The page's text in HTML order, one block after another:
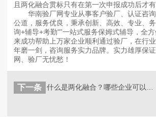
且两化融合贯标只有在第一次申报成功后才有
华南验厂网专业从事客户验厂、认证咨
公道，服务优良，秉承创新、高效、专业、
询+辅导+考勤"”一站式服务保姆式辅导，全
来成功帮助上万家企业顺利通过验厂，在行
年磨一剑，咨询服务实力品牌。实力雄厚保
网、验厂无忧愁！
下一条